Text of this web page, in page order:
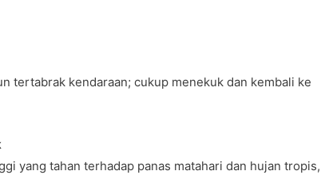
tertabrak kendaraan; cukup menekuk dan kembali ke
yang tahan terhadap panas matahari dan hujan tropis,